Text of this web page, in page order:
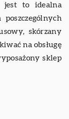
jest to idealna
skórzany
na obsługę
sklep